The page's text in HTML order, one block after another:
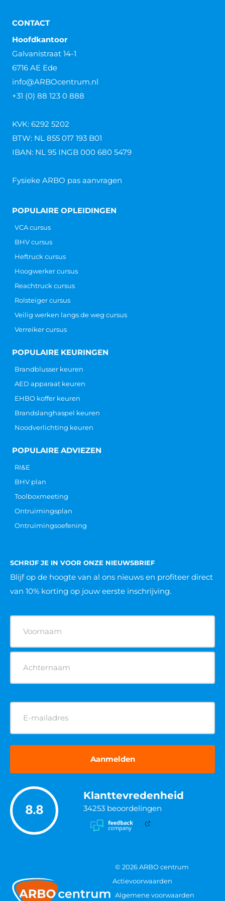
CONTACT
Hoofdkantoor
Galvanistraat 14-1
6716 AE Ede
info@ARBOcentrum.nl
+31 (0) 88 123 0 888
KVK: 6292 5202
BTW: NL 855 017 193 B01
IBAN: NL 95 INGB 000 680 5479
Fysieke ARBO pas aanvragen
POPULAIRE OPLEIDINGEN
VCA cursus
BHV cursus
Heftruck cursus
Hoogwerker cursus
Reachtruck cursus
Rolsteiger cursus
Veilig werken langs de weg cursus
Verreiker cursus
POPULAIRE KEURINGEN
Brandblusser keuren
AED apparaat keuren
EHBO koffer keuren
Brandslanghaspel keuren
Noodverlichting keuren
POPULAIRE ADVIEZEN
RI&E
BHV plan
Toolboxmeeting
Ontruimingsplan
Ontruimingsoefening
SCHRIJF JE IN VOOR ONZE NIEUWSBRIEF
Blijf op de hoogte van al ons nieuws en profiteer direct
van 10% korting op jouw eerste inschrijving.
(Vereist)
E-
mailadres
(Vereist)
8.8
Klanttevredenheid
34253 beoordelingen
© 2026 ARBO centrum
Actievoorwaarden
Algemene voorwaarden